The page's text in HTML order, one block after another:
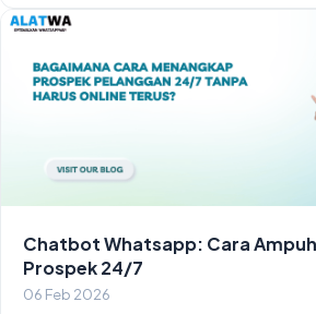
Chatbot Whatsapp: Cara
Prospek 24/7
06 Feb 2026